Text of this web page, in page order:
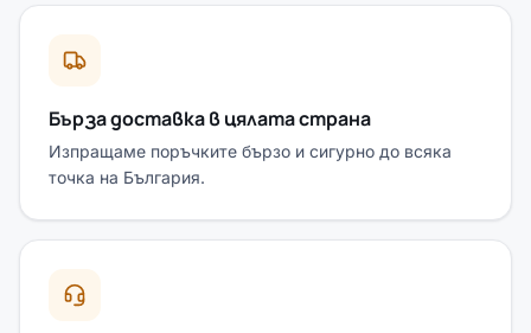
Бърза доставка в цялата страна
Изпращаме поръчките бързо и сигурно до всяка
точка на България.